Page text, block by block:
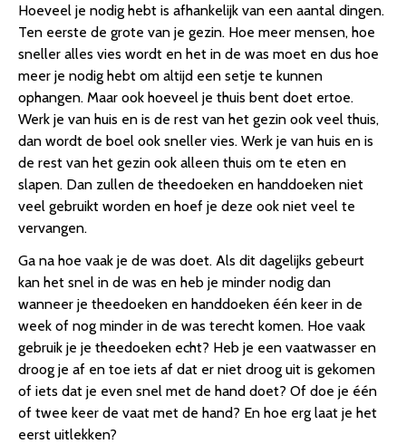
Hoeveel je nodig hebt is afhankelijk van een aantal dingen.
Ten eerste de grote van je gezin. Hoe meer mensen, hoe
sneller alles vies wordt en het in de was moet en dus hoe
meer je nodig hebt om altijd een setje te kunnen
ophangen. Maar ook hoeveel je thuis bent doet ertoe.
Werk je van huis en is de rest van het gezin ook veel thuis,
dan wordt de boel ook sneller vies. Werk je van huis en is
de rest van het gezin ook alleen thuis om te eten en
slapen. Dan zullen de theedoeken en handdoeken niet
veel gebruikt worden en hoef je deze ook niet veel te
vervangen.
Ga na hoe vaak je de was doet. Als dit dagelijks gebeurt
kan het snel in de was en heb je minder nodig dan
wanneer je theedoeken en handdoeken één keer in de
week of nog minder in de was terecht komen. Hoe vaak
gebruik je je theedoeken echt? Heb je een vaatwasser en
droog je af en toe iets af dat er niet droog uit is gekomen
of iets dat je even snel met de hand doet? Of doe je één
of twee keer de vaat met de hand? En hoe erg laat je het
eerst uitlekken?